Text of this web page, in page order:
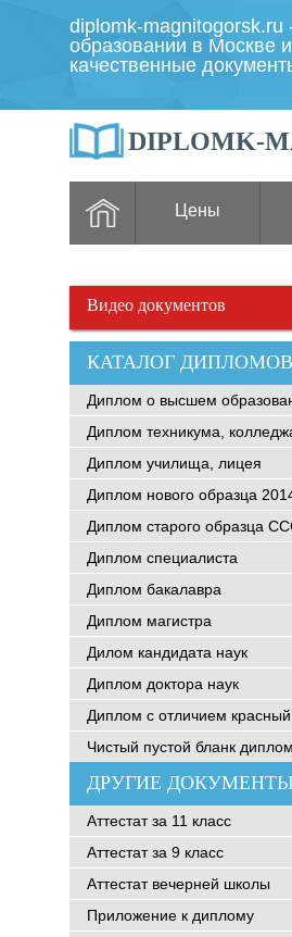
diplomk-
образовании в Москве
качественные
DIPLOMK-
Цены
Видео документов
КАТАЛОГ ДИПЛОМОВ
Диплом о высшем
Диплом техникума,
Диплом училища, лицея
Диплом нового образца
Диплом старого образца
Диплом специалиста
Диплом бакалавра
Диплом магистра
Дилом кандидата наук
Диплом доктора наук
Диплом с отличием красный
Чистый пустой бланк
ДРУГИЕ ДОКУМЕНТЫ
Аттестат за 11 класс
Аттестат за 9 класс
Аттестат вечерней школы
Приложение к диплому